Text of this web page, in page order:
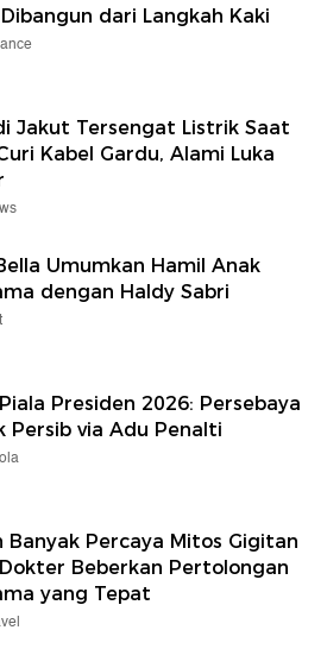
dari Langkah Kaki
Jakut Tersengat Listrik Saat
Kabel Gardu, Alami Luka
Umumkan Hamil Anak
dengan Haldy Sabri
Presiden 2026: Persebaya
Persib via Adu Penalti
Banyak Percaya Mitos Gigitan
Beberkan Pertolongan
yang Tepat